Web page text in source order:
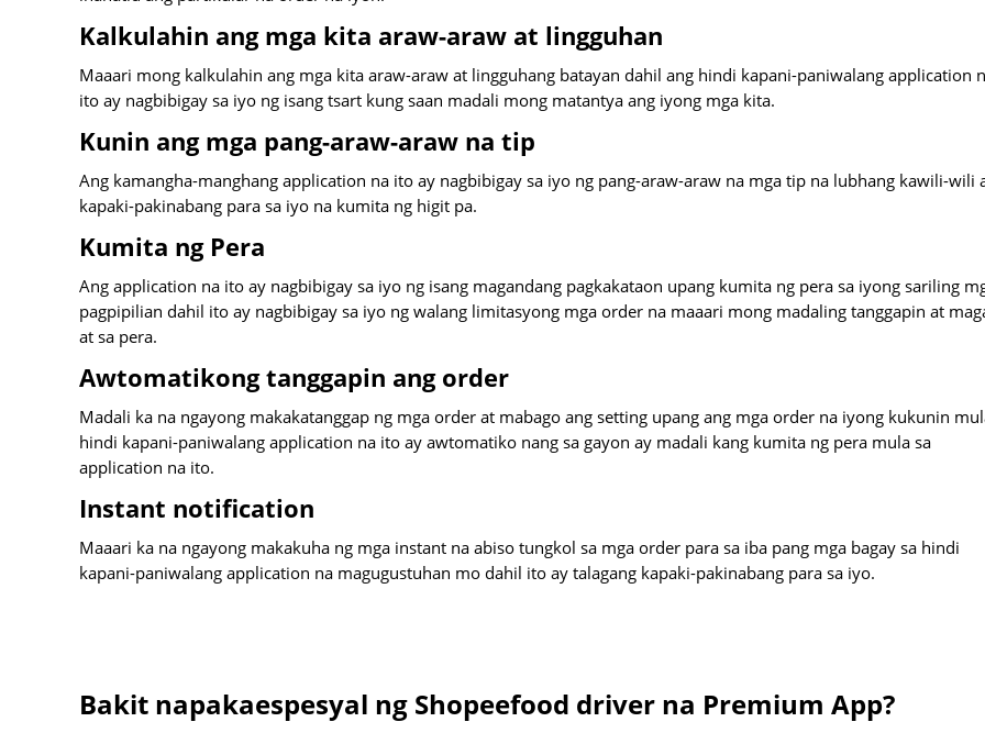
Kalkulahin ang mga kita araw-araw at lingguhan
Maaari mong kalkulahin ang mga kita araw-araw at lingguhang batayan dahil ang hindi kapani-paniwalang application
ito ay nagbibigay sa iyo ng isang tsart kung saan madali mong matantya ang iyong mga kita.
Kunin ang mga pang-araw-araw na tip
Ang kamangha-manghang application na ito ay nagbibigay sa iyo ng pang-araw-araw na mga tip na lubhang kawili-wili
kapaki-pakinabang para sa iyo na kumita ng higit pa.
Kumita ng Pera
Ang application na ito ay nagbibigay sa iyo ng isang magandang pagkakataon upang kumita ng pera sa iyong sariling
pagpipilian dahil ito ay nagbibigay sa iyo ng walang limitasyong mga order na maaari mong madaling tanggapin at
at sa pera.
Awtomatikong tanggapin ang order
Madali ka na ngayong makakatanggap ng mga order at mabago ang setting upang ang mga order na iyong kukunin
hindi kapani-paniwalang application na ito ay awtomatiko nang sa gayon ay madali kang kumita ng pera mula sa
application na ito.
Instant notification
Maaari ka na ngayong makakuha ng mga instant na abiso tungkol sa mga order para sa iba pang mga bagay sa hindi
kapani-paniwalang application na magugustuhan mo dahil ito ay talagang kapaki-pakinabang para sa iyo.
Bakit napakaespesyal ng Shopeefood driver na Premium App?